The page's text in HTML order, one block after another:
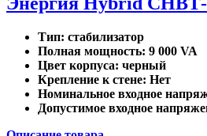
Тип: стабилизатор
Полная мощность: 9 000 VA
Цвет корпуса: черный
Крепление к стене: Нет
Номинальное входное
Допустимое входное